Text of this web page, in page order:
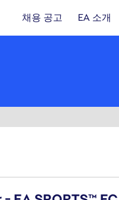
채용 공고 EA 소개